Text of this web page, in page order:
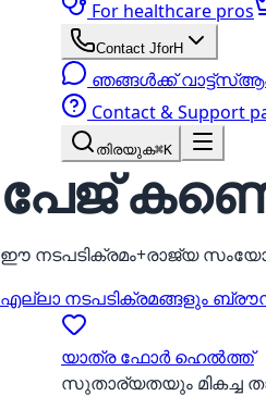
For healthcare pros
Contact JforH
ഞങ്ങൾക്ക്
Contact & Support
തിരയുക⌘K
പേജ്
ഈ നടപടിക്രമം+രാജ്യ
എല്ലാ നടപടിക്രമങ്ങളും
യാത്ര ഫോർ ഹെൽത്ത്
സുതാര്യതയും മികച്ച